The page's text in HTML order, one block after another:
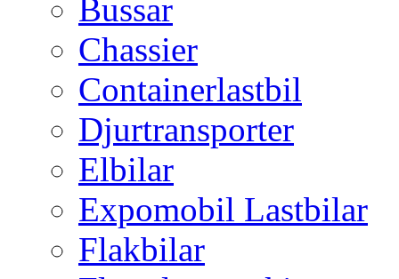
Bussar
Chassier
Containerlastbil
Djurtransporter
Elbilar
Expomobil Lastbilar
Flakbilar